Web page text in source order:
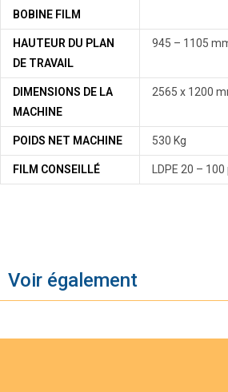
BOBINE FILM
HAUTEUR DU PLAN
DE TRAVAIL
945 – 1105
DIMENSIONS DE LA
MACHINE
2565 x 1200
POIDS NET MACHINE 530 Kg
FILM CONSEILLÉ LDPE 20 – 100
Voir également